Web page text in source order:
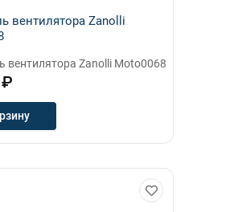
вентилятора Zanolli
вентилятора Zanolli Moto0068